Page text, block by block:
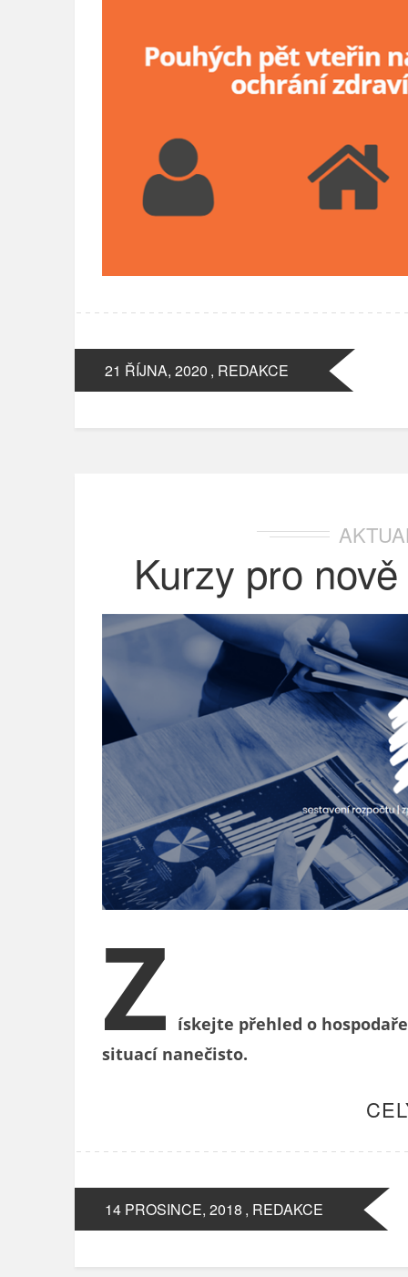
21 ŘÍJNA, 2020 , REDAKCE
Kurzy pro
Z ískejte přehled o
situací nanečisto.
14 PROSINCE, 2018 , REDAKCE